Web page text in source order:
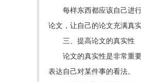
每样东西都应该自己进
论文，让自己的论文充满真
三、提高论文的真实性
论文的真实性是非常重
表达自己对某件事的看法。